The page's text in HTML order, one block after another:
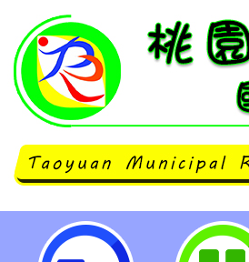
「iPad概念設置及